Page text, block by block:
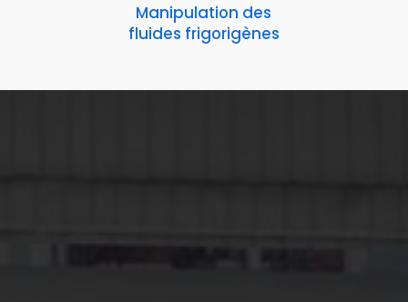
Manipulation des
fluides frigorigènes